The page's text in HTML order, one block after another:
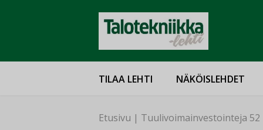
TILAA LEHTI NÄKÖISLEHDET
Etusivu | Tuulivoimainvestointeja